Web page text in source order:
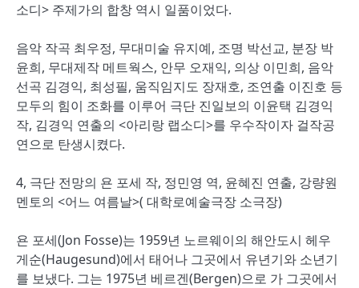
소디> 주제가의 합창 역시 일품이었다.
음악 작곡 최우정, 무대미술 유지예, 조명 박선교, 분장 박
윤희, 무대제작 메트웍스, 안무 오재익, 의상 이민희, 음악
선곡 김경익, 최성필, 움직임지도 장재호, 조연출 이진호 등
모두의 힘이 조화를 이루어 극단 진일보의 이윤택 김경익
작, 김경익 연출의 <아리랑 랩소디>를 우수작이자 걸작공
연으로 탄생시켰다.
4, 극단 전망의 욘 포세 작, 정민영 역, 윤혜진 연출, 강량원
멘토의 <어느 여름날>( 대학로예술극장 소극장)
욘 포세(Jon Fosse)는 1959년 노르웨이의 해안도시 헤우
게순(Haugesund)에서 태어나 그곳에서 유년기와 소년기
를 보냈다. 그는 1975년 베르겐(Bergen)으로 가 그곳에서